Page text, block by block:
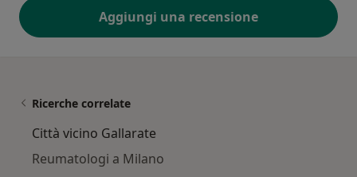
Aggiungi una recensione
Ricerche correlate
Città vicino Gallarate
Reumatologi a Milano